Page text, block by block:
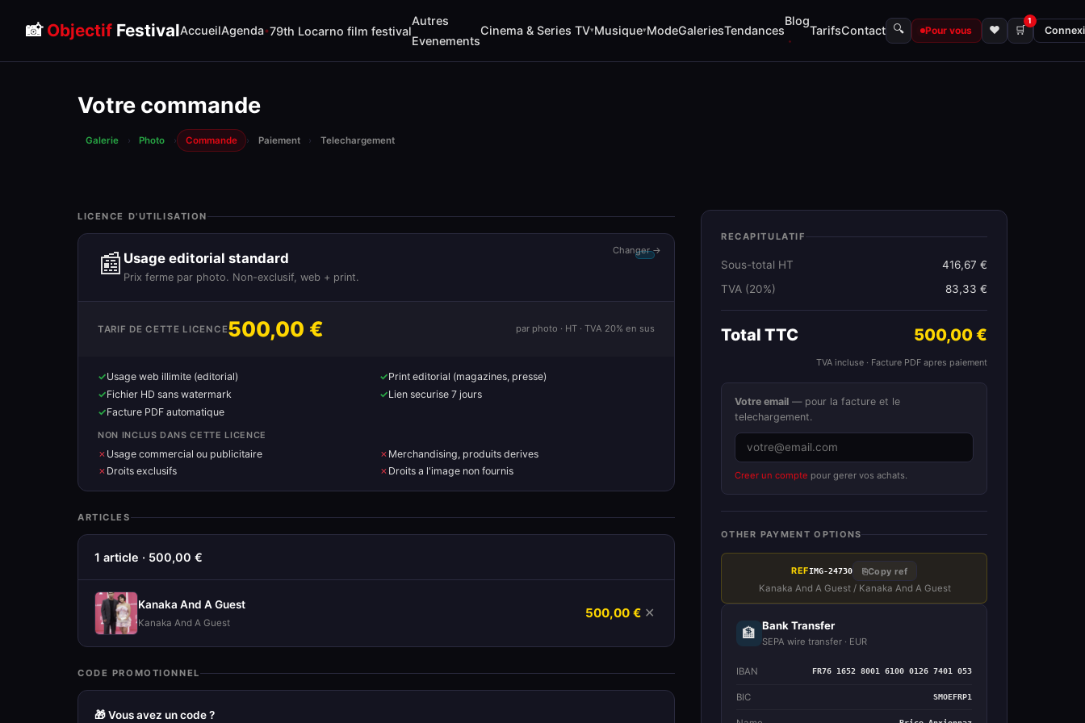
📸 Objectif FestivalAccueilAgenda 79th Locarno film festival
Autres
Evenements
Cinema & Series TV▾Musique▾ModeGaleriesTendances
Blog
TarifsContact 🔍 Pour vous ♥ 🛒
1
Votre commande
Galerie › Photo › Commande › Paiement › Telechargement
LICENCE D'UTILISATION
📰 Usage editorial standard
Prix ferme par photo. Non-exclusif, web + print.
Changer →
TARIF DE CETTE LICENCE500,00 € par photo · HT · TVA 20% en sus
Usage web illimite (editorial)
Print editorial (magazines, presse)
Fichier HD sans watermark
Lien securise 7 jours
Facture PDF automatique
NON INCLUS DANS CETTE LICENCE
Usage commercial ou publicitaire
Merchandising, produits derives
Droits exclusifs
Droits a l'image non fournis
ARTICLES
1 article · 500,00 €
Kanaka And A Guest
Kanaka And A Guest
500,00 € ✕
CODE PROMOTIONNEL
🎁 Vous avez un code ?
RECAPITULATIF
Sous-total HT
416,67 €
TVA (20%)
83,33 €
Total TTC 500,00 €
TVA incluse · Facture PDF apres paiement
Votre email — pour la facture et le
telechargement.
Creer un compte pour gerer vos achats.
OTHER PAYMENT OPTIONS
REFIMG-24730 ⎘Copy ref
Kanaka And A Guest / Kanaka And A Guest
🏦 Bank Transfer
SEPA wire transfer · EUR
IBAN FR76 1652 8001 6100 0126 7401 053
BIC SMOEFRP1